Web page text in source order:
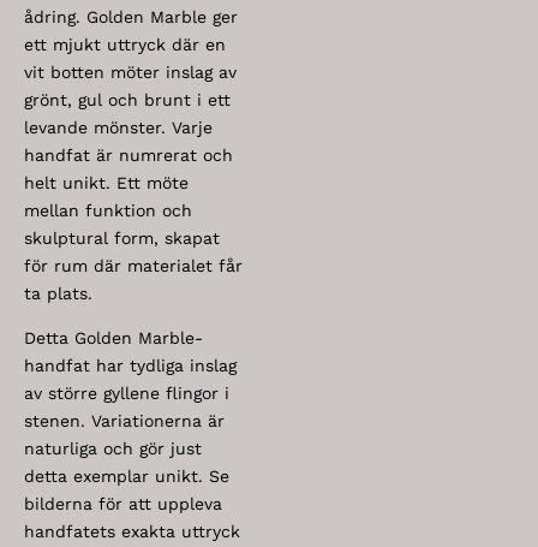
ådring. Golden Marble ger
ett mjukt uttryck där en
vit botten möter inslag av
grönt, gul och brunt i ett
levande mönster. Varje
handfat är numrerat och
helt unikt. Ett möte
mellan funktion och
skulptural form, skapat
för rum där materialet får
ta plats.
Detta Golden Marble-
handfat har tydliga inslag
av större gyllene flingor i
stenen. Variationerna är
naturliga och gör just
detta exemplar unikt. Se
bilderna för att uppleva
handfatets exakta uttryck